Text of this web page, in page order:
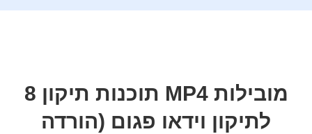
8 תוכנות תיקון MP4 מובילות
לתיקון וידאו פגום (הורדה